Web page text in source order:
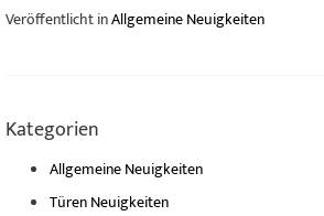
Veröffentlicht inAllgemeine Neuigkeiten
Kategorien
Allgemeine Neuigkeiten
Türen Neuigkeiten